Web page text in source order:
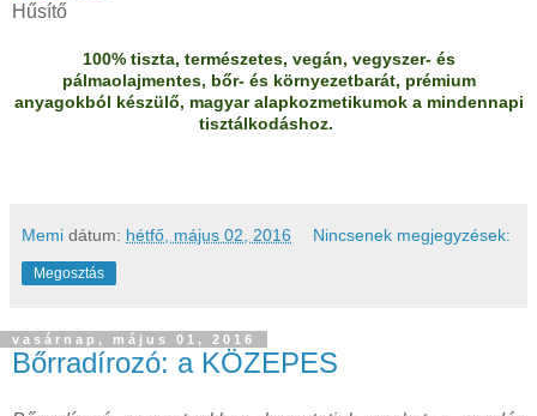
Hűsítő
100% tiszta, természetes, vegán, vegyszer- és
pálmaolajmentes, bőr- és környezetbarát, prémium
anyagokból készülő, magyar alapkozmetikumok a mindennapi
tisztálkodáshoz.
Memi dátum: hétfő, május 02, 2016 Nincsenek megjegyzések:
Megosztás
vasárnap, május 01, 2016
Bőrradírozó: a KÖZEPES